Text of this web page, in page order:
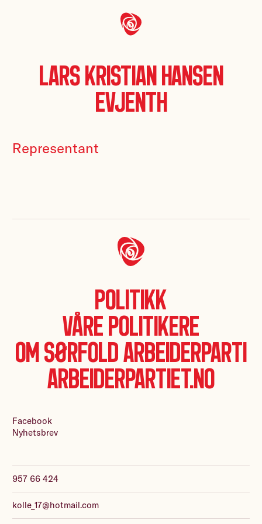
Lars Kristian Hansen
Evjenth
Representant
Politikk
Våre politikere
Om Sørfold Arbeiderparti
Arbeiderpartiet.no
957 66 424
kolle_17@hotmail.com
Facebook
Nyhetsbrev